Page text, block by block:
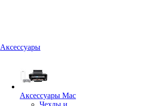
Аксессуары
Аксессуары Mac
Чехлы и